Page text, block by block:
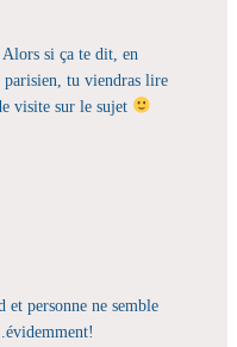
si ça te dit, en
tu viendras lire
visite sur le sujet
personne ne semble